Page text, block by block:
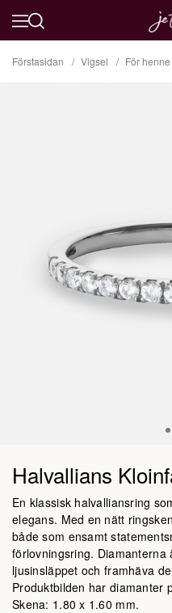
Förstasidan Vigsel För henne
Halvallians
En klassisk halvalliansring
elegans. Med en nätt
både som ensamt
förlovningsring.
ljusinsläppet och framhäva
Produktbilden har diamanter
Skena: 1.80 x 1.60 mm.